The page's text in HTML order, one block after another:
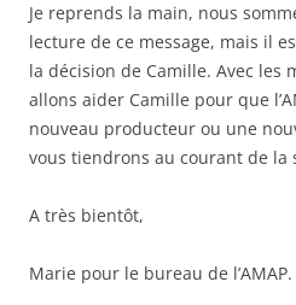
Je reprends la main, nous
lecture de ce message, mais il
la décision de Camille. Avec les
allons aider Camille pour que
nouveau producteur ou une
vous tiendrons au courant de la
A très bientôt,
Marie pour le bureau de l’AMAP.